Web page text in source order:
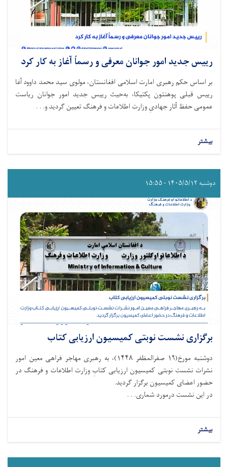
رییس جدید امور جوانان معرفی و رسماً آغاز به کار کرد
بر اساس حکم رهبری امارت اسلامی افغانستان، مولوی سید محمد داوود آغا
رییس قبلی پوهنتون پکتیکا، به‌حیث رییس جدید امور جوانان ریاست
عمومی حفظ آثار جهادیِ وزارت اطلاعات و فرهنگ تعیین گردید و. . .
بیشتر
دوشنبه ۱۴۰۵/۵/۱۲ - ۱۵:۵۵
برگزاری نشست نوبتی کمیسیون ارزیابی کتاب
دوشنبه مورخ(۱۹ صفرالمظفر ۱۴۴۸)، به رهبری مهاجر فراهی معین امور
نشرات نشست نوبتی کمیسیون ارزیابی کتابِ وزارت اطلاعات و فرهنگ در
حضور اعضای کمیسیون برگزار گردید.
در این نشست درمورد شماری. . .
بیشتر